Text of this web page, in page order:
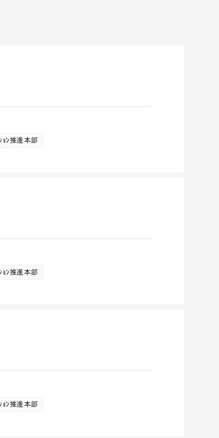
ｮﾝ推進本部
ｮﾝ推進本部
ｮﾝ推進本部